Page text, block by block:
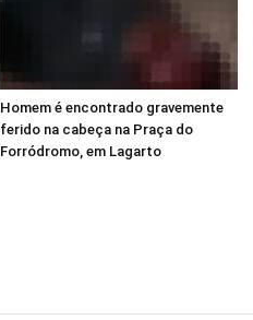
Homem é encontrado gravemente
ferido na cabeça na Praça do
Forródromo, em Lagarto